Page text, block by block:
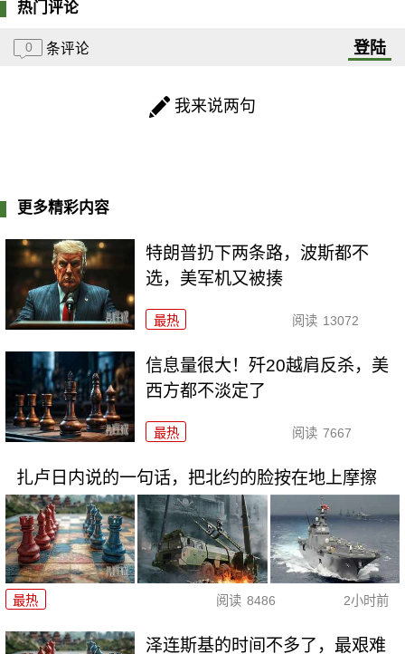
热门评论
0 条评论 登陆
我来说两句
更多精彩内容
特朗普扔下两条路，波斯都不
选，美军机又被揍
最热 阅读 13072
信息量很大！歼20越肩反杀，美
西方都不淡定了
最热 阅读 7667
扎卢日内说的一句话，把北约的脸按在地上摩擦
最热 阅读 8486 2小时前
泽连斯基的时间不多了，最艰难